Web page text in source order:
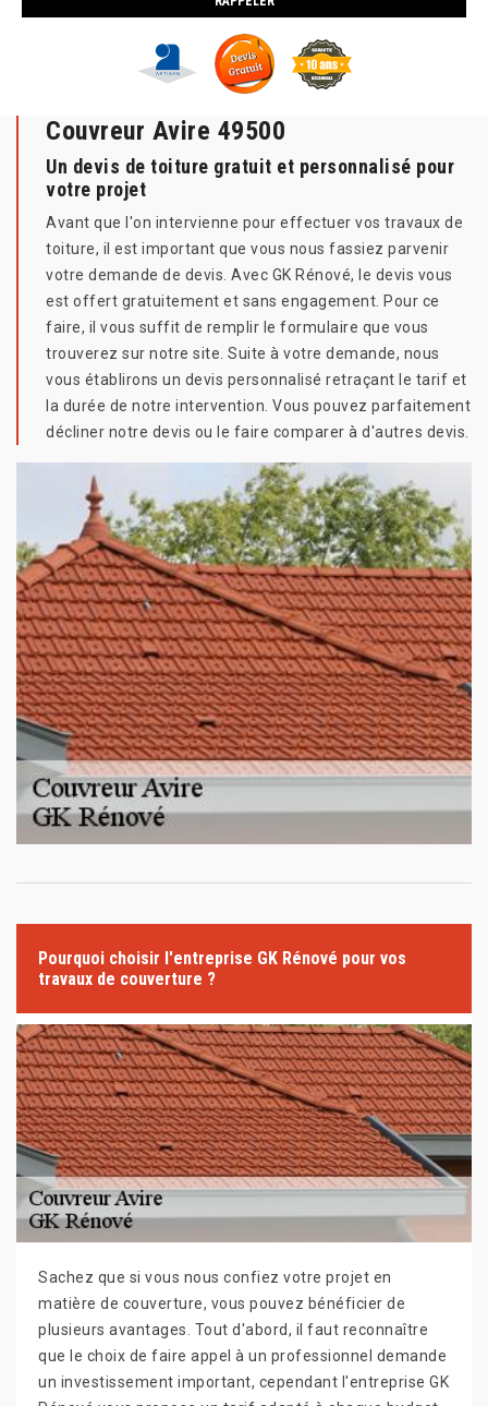
Couvreur Avire 49500
Un devis de toiture gratuit et personnalisé pour
votre projet
Avant que l'on intervienne pour effectuer vos travaux de
toiture, il est important que vous nous fassiez parvenir
votre demande de devis. Avec GK Rénové, le devis vous
est offert gratuitement et sans engagement. Pour ce
faire, il vous suffit de remplir le formulaire que vous
trouverez sur notre site. Suite à votre demande, nous
vous établirons un devis personnalisé retraçant le tarif et
la durée de notre intervention. Vous pouvez parfaitement
décliner notre devis ou le faire comparer à d'autres devis.
Pourquoi choisir l'entreprise GK Rénové pour vos
travaux de couverture ?
Sachez que si vous nous confiez votre projet en
matière de couverture, vous pouvez bénéficier de
plusieurs avantages. Tout d'abord, il faut reconnaître
que le choix de faire appel à un professionnel demande
un investissement important, cependant l'entreprise GK